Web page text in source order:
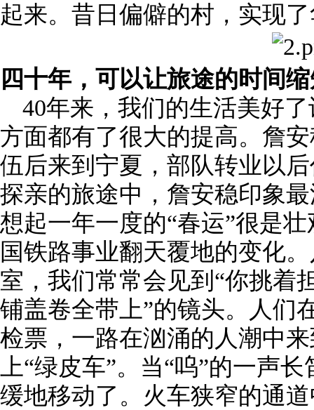
起来。昔日偏僻的村，实现
四十年，可以让旅途的时间
40年来，我们的生活美好
方面都有了很大的提高。詹
伍后来到宁夏，部队转业以
探亲的旅途中，詹安稳印象
想起一年一度的“春运”很是
国铁路事业翻天覆地的变化
室，我们常常会见到“你挑着
铺盖卷全带上”的镜头。人们
检票，一路在汹涌的人潮中
上“绿皮车”。当“呜”的一声
缓地移动了。火车狭窄的通